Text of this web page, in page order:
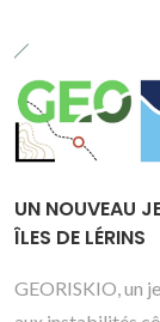
UN NOUVEAU
ÎLES DE LÉRINS
GEORISKIO, un